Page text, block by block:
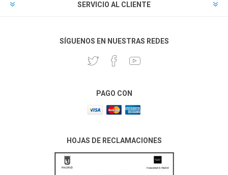
SERVICIO AL CLIENTE
SÍGUENOS EN NUESTRAS REDES
PAGO CON
HOJAS DE RECLAMACIONES